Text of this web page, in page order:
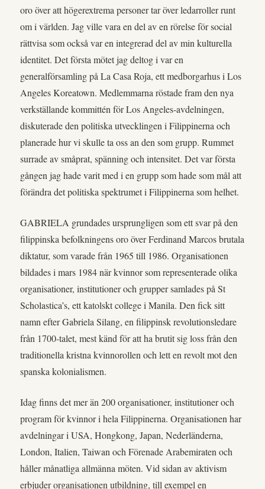
oro över att högerextrema personer tar över ledarroller runt
om i världen. Jag ville vara en del av en rörelse för social
rättvisa som också var en integrerad del av min kulturella
identitet. Det första mötet jag deltog i var en
generalförsamling på La Casa Roja, ett medborgarhus i Los
Angeles Koreatown. Medlemmarna röstade fram den nya
verkställande kommittén för Los Angeles-avdelningen,
diskuterade den politiska utvecklingen i Filippinerna och
planerade hur vi skulle ta oss an den som grupp. Rummet
surrade av småprat, spänning och intensitet. Det var första
gången jag hade varit med i en grupp som hade som mål att
förändra det politiska spektrumet i Filippinerna som helhet.
GABRIELA grundades ursprungligen som ett svar på den
filippinska befolkningens oro över Ferdinand Marcos brutala
diktatur, som varade från 1965 till 1986. Organisationen
bildades i mars 1984 när kvinnor som representerade olika
organisationer, institutioner och grupper samlades på St
Scholastica’s, ett katolskt college i Manila. Den fick sitt
namn efter Gabriela Silang, en filippinsk revolutionsledare
från 1700-talet, mest känd för att ha brutit sig loss från den
traditionella kristna kvinnorollen och lett en revolt mot den
spanska kolonialismen.
Idag finns det mer än 200 organisationer, institutioner och
program för kvinnor i hela Filippinerna. Organisationen har
avdelningar i USA, Hongkong, Japan, Nederländerna,
London, Italien, Taiwan och Förenade Arabemiraten och
håller månatliga allmänna möten. Vid sidan av aktivism
erbjuder organisationen utbildning, till exempel en